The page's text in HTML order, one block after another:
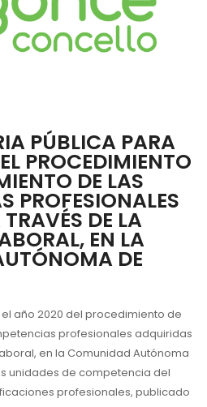
PÚBLICA PARA
PROCEDIMIENTO
DE LAS
PROFESIONALES
DE LA
EN LA
DE
año 2020 del procedimiento de
profesionales adquiridas
en la Comunidad Autónoma
unidades de competencia del
profesionales, publicado